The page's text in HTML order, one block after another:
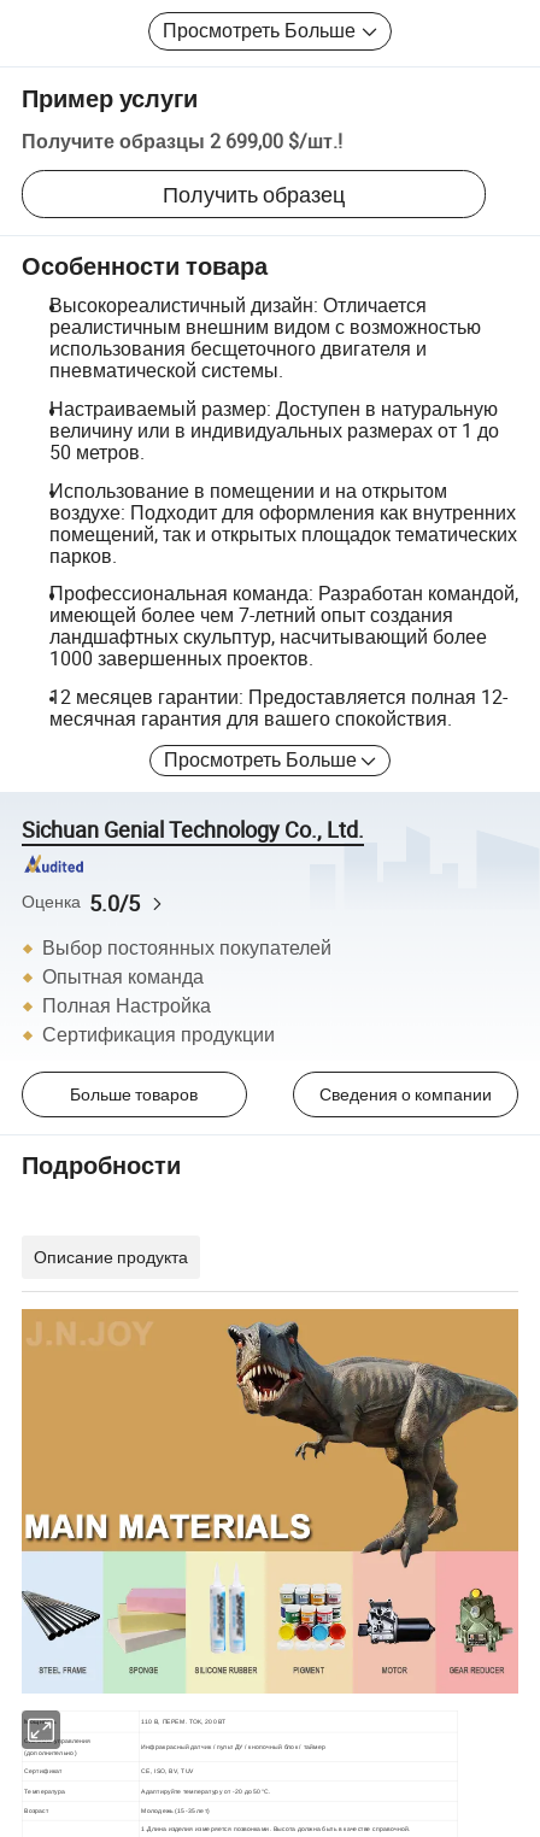
Просмотреть Больше
Пример услуги
Получите образцы 2 699,00 $/шт.!
Получить образец
Особенности товара
Высокореалистичный дизайн: Отличается
реалистичным внешним видом с возможностью
использования бесщеточного двигателя и
пневматической системы.
Настраиваемый размер: Доступен в натуральную
величину или в индивидуальных размерах от 1 до
50 метров.
Использование в помещении и на открытом
воздухе: Подходит для оформления как внутренних
помещений, так и открытых площадок тематических
парков.
Профессиональная команда: Разработан командой,
имеющей более чем 7-летний опыт создания
ландшафтных скульптур, насчитывающий более
1000 завершенных проектов.
12 месяцев гарантии: Предоставляется полная 12-
месячная гарантия для вашего спокойствия.
Просмотреть Больше
Sichuan Genial Technology Co., Ltd.
Оценка 5.0/5
Выбор постоянных покупателей
Опытная команда
Полная Настройка
Сертификация продукции
Больше товаров Сведения о компании
Подробности
Описание продукта
Мощность 110 В, ПЕРЕМ. ТОК, 200 ВТ
Системы управления
(дополнительно)
Инфракрасный датчик / пульт ДУ / кнопочный блок / таймер
Сертификат CE, ISO, BV, TUV
Температура Адаптируйте температуру от -20 до 50°C.
Возраст Молодежь (15-35 лет)
1.Длина изделия измеряется позвонками. Высота должна быть в качестве справочной.